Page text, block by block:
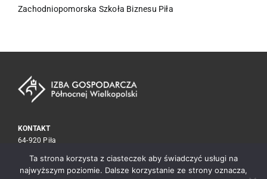
Zachodniopomorska Szkoła Biznesu Piła
KONTAKT
64-920 Piła
tel./fax67 212 30 59
biuro@izba.pila.pl
Ta strona korzysta z ciasteczek aby świadczyć usługi na
najwyższym poziomie. Dalsze korzystanie ze strony oznacza,